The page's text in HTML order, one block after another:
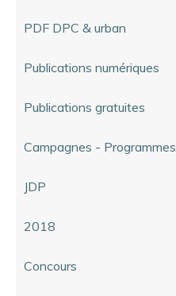
PDF DPC & urban
Publications numériques
Publications gratuites
Campagnes - Programmes
JDP
2018
Concours